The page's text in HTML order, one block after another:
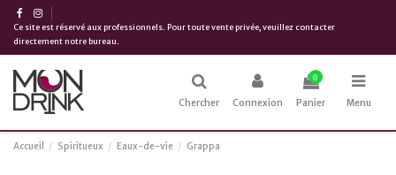
Ce site est réservé aux professionnels. Pour toute vente privée, veuillez contacter
directement notre bureau.
Chercher Connexion
0
Panier Menu
Accueil Spiritueux Eaux-de-vie Grappa